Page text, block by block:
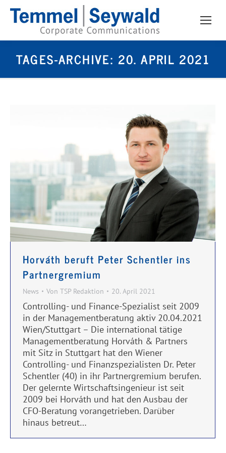
TAGES-ARCHIVE: 20. APRIL 2021
Horváth beruft Peter Schentler ins
Partnergremium
News Von TSP Redaktion 20. April 2021
Controlling- und Finance-Spezialist seit 2009
in der Managementberatung aktiv 20.04.2021
Wien/Stuttgart – Die international tätige
Managementberatung Horváth & Partners
mit Sitz in Stuttgart hat den Wiener
Controlling- und Finanzspezialisten Dr. Peter
Schentler (40) in ihr Partnergremium berufen.
Der gelernte Wirtschaftsingenieur ist seit
2009 bei Horváth und hat den Ausbau der
CFO-Beratung vorangetrieben. Darüber
hinaus betreut…